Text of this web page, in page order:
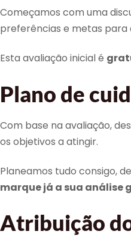
Começamos com uma
preferências e metas para
Esta avaliação inicial é
Plano de
Com base na avaliação,
os objetivos a atingir.
Planeamos tudo consigo,
marque já a sua análise
Atribuição